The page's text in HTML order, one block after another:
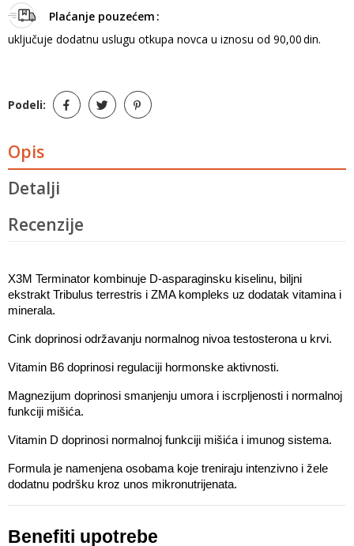
Plaćanje pouzećem
uključuje dodatnu uslugu otkupa novca u iznosu od 90,00 din.
Podeli:
Opis
Detalji
Recenzije
X3M Terminator kombinuje D-asparaginsku kiselinu, biljni
ekstrakt Tribulus terrestris i ZMA kompleks uz dodatak vitamina i
minerala.
Cink doprinosi održavanju normalnog nivoa testosterona u krvi.
Vitamin B6 doprinosi regulaciji hormonske aktivnosti.
Magnezijum doprinosi smanjenju umora i iscrpljenosti i normalnoj
funkciji mišića.
Vitamin D doprinosi normalnoj funkciji mišića i imunog sistema.
Formula je namenjena osobama koje treniraju intenzivno i žele
dodatnu podršku kroz unos mikronutrijenata.
Benefiti upotrebe